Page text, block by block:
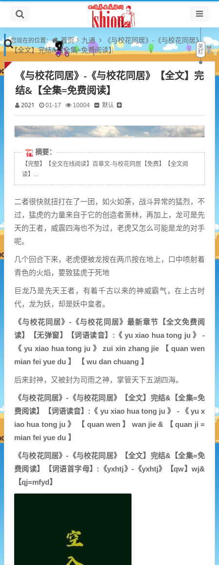
您现在的位置： 首页 九通
《与校花同居》-《与校花同居》
【全文】完结&【全集=免费阅读】
《与校花同居》-《与校花同居》【全文】完
结&【全集=免费阅读】
2021 01-17 10004 默认
摘要：
【完整】【全文在线阅读】百章文-与校花同居【免费】【全文阅
读】...
二者很快就扭打在了一团，如火如荼，战斗异常的猛烈，不
过，猛虎的力量来自于它的创造者萧林，再加上，龙可是先
天的王者，威震四海也不为过，老虎又怎么可能是龙的对手
呢。
几个回合下来，老虎便被龙按在两爪按在地上，口中喷射着
青色的火焰，要致猛虎于死地
巨龙乃是先天王者，有着千古以来的神威霸气，在上古时
代，龙为妖，却是妖中皇者。
《与校花同居》-《与校花同居》最新章节【全文免费阅
读】【无弹窗】【词语读音】:《 yu xiao hua tong ju 》 -
《 yu xiao hua tong ju 》 zui xin zhang jie 【 quan wen
mian fei yue du 】 【 wu dan chuang 】
后来封神，又被封为司雨之神，掌管天下五湖四海。
《与校花同居》-《与校花同居》【全文】完结&【全集=免
费阅读】【词语读音】:《 yu xiao hua tong ju 》 - 《 yu x
iao hua tong ju 》 【 quan wen 】 wan jie & 【 quan ji =
mian fei yue du 】
《与校花同居》-《与校花同居》【全文】完结&【全集=免
费阅读】【词语首字母】:《yxhtj》-《yxhtj》【qw】wj&
【qj=mfyd】